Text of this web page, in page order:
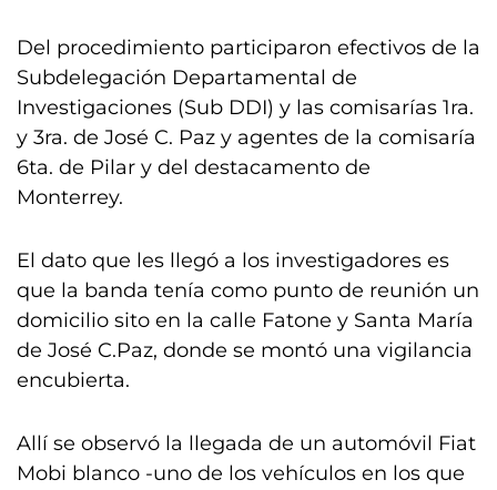
Del procedimiento participaron efectivos de la
Subdelegación Departamental de
Investigaciones (Sub DDI) y las comisarías 1ra.
y 3ra. de José C. Paz y agentes de la comisaría
6ta. de Pilar y del destacamento de
Monterrey.
El dato que les llegó a los investigadores es
que la banda tenía como punto de reunión un
domicilio sito en la calle Fatone y Santa María
de José C.Paz, donde se montó una vigilancia
encubierta.
Allí se observó la llegada de un automóvil Fiat
Mobi blanco -uno de los vehículos en los que